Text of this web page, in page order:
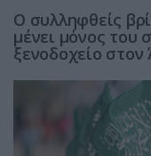
Ο συλληφθείς
μένει μόνος του
ξενοδοχείο στον